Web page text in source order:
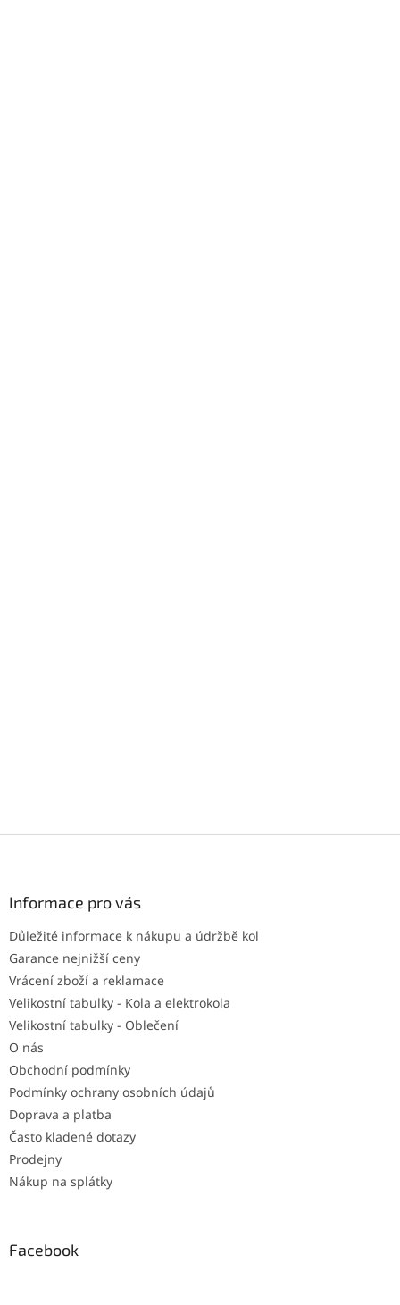
Informace pro vás
Důležité informace k nákupu a údržbě kol
Garance nejnižší ceny
Vrácení zboží a reklamace
Velikostní tabulky - Kola a elektrokola
Velikostní tabulky - Oblečení
O nás
Obchodní podmínky
Podmínky ochrany osobních údajů
Doprava a platba
Často kladené dotazy
Prodejny
Nákup na splátky
Facebook